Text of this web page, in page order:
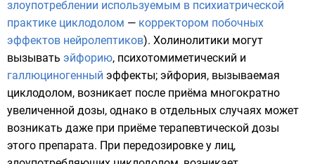
злоупотреблении используемым в психиатрической
практике циклодолом — корректором побочных
эффектов нейролептиков). Холинолитики могут
вызывать эйфорию, психотомиметический и
галлюциногенный эффекты; эйфория, вызываемая
циклодолом, возникает после приёма многократно
увеличенной дозы, однако в отдельных случаях может
возникать даже при приёме терапевтической дозы
этого препарата. При передозировке у лиц,